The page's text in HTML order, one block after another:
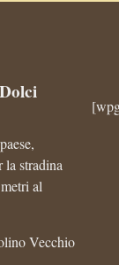
stradina
al
Vecchio